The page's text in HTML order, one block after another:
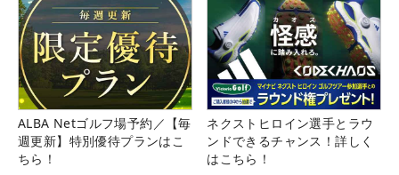
ALBA Netゴルフ場予約／【毎
週更新】特別優待プランはこ
ちら！
ネクストヒロイン選手とラウ
ンドできるチャンス！詳しく
はこちら！